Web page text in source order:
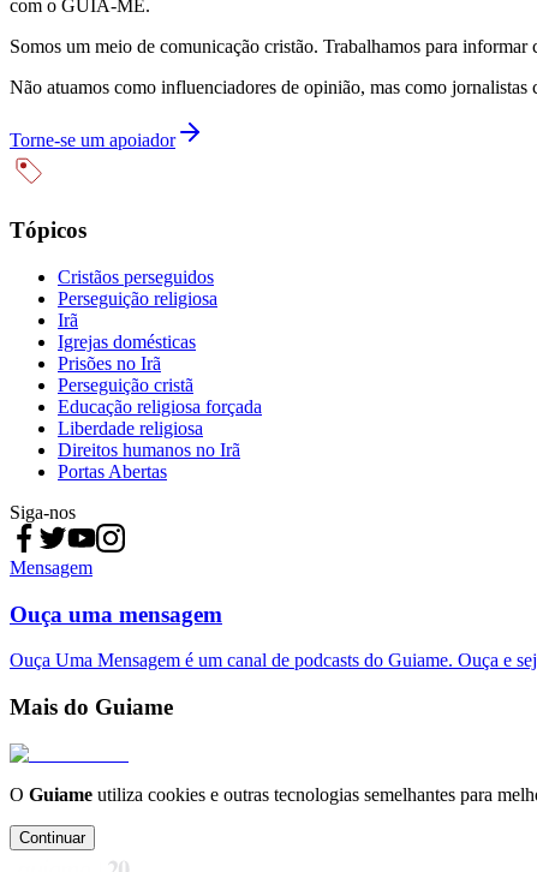
com o GUIA-ME.
Somos um meio de comunicação cristão. Trabalhamos para
Não atuamos como influenciadores de opinião, mas como
Torne-se um apoiador
Tópicos
Cristãos perseguidos
Perseguição religiosa
Irã
Igrejas domésticas
Prisões no Irã
Perseguição cristã
Educação religiosa forçada
Liberdade religiosa
Direitos humanos no Irã
Portas Abertas
Siga-nos
Mensagem
Ouça uma mensagem
Ouça Uma Mensagem é um canal de podcasts do Guiame. Ouça e
Mais do Guiame
O Guiame utiliza cookies e outras tecnologias semelhantes para
Continuar